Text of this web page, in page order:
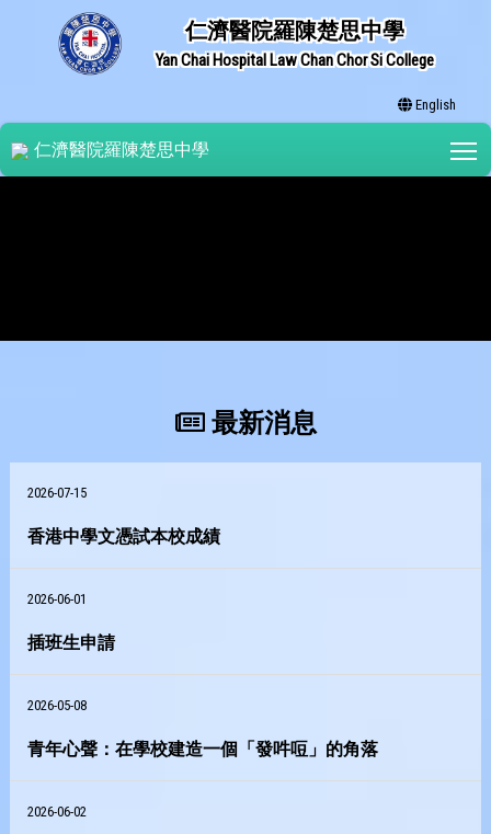
仁濟醫院羅陳楚思中學
Yan Chai Hospital Law Chan Chor Si College
English
仁濟醫院羅陳楚思中學
最新消息
2026-07-15
香港中學文憑試本校成績
2026-06-01
插班生申請
2026-05-08
青年心聲：在學校建造一個「發吽哣」的角落
2026-06-02